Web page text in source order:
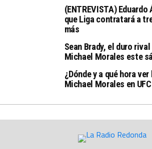
(ENTREVISTA)
que Liga contratará a
más
Sean Brady, el duro
Michael Morales este
¿Dónde y a qué hora
Michael Morales en